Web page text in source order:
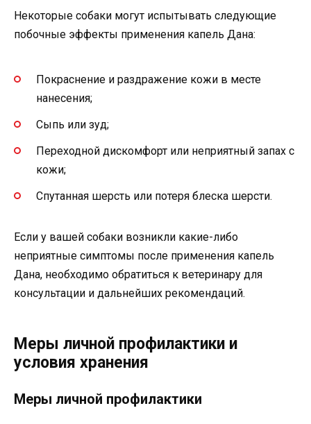
Некоторые собаки могут испытывать следующие
побочные эффекты применения капель Дана:
Покраснение и раздражение кожи в месте
нанесения;
Сыпь или зуд;
Переходной дискомфорт или неприятный запах с
кожи;
Спутанная шерсть или потеря блеска шерсти.
Если у вашей собаки возникли какие-либо
неприятные симптомы после применения капель
Дана, необходимо обратиться к ветеринару для
консультации и дальнейших рекомендаций.
Меры личной профилактики и
условия хранения
Меры личной профилактики